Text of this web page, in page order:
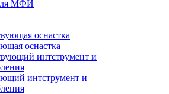
МФИ
оснастка
интструмент и